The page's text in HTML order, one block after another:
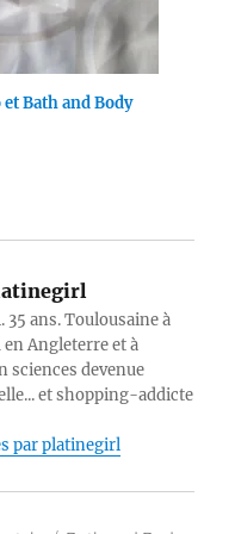
Bath and Body
ans. Toulousaine à
Angleterre et à
sciences devenue
et shopping-addicte
par platinegirl